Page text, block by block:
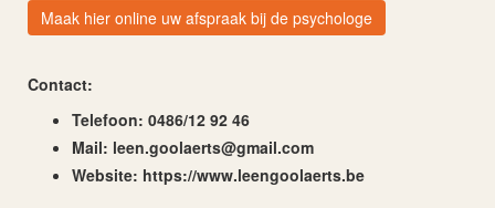
Maak hier online uw afspraak bij de psychologe
Contact:
Telefoon: 0486/12 92 46
Mail: moc.liamg@strealoog.neel
Website: https://www.leengoolaerts.be